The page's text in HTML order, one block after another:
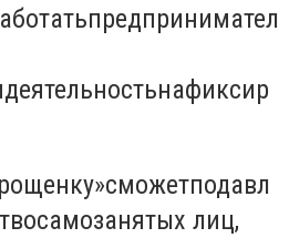
предпринимател
деятельностьнафиксир
»сможетподавл
самозанятых лиц,